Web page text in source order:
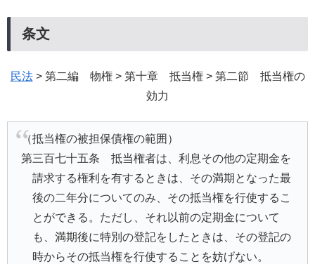
条文
民法> 第二編 物権 > 第十章 抵当権 > 第二節 抵当権の
効力
（抵当権の被担保債権の範囲）
第三百七十五条 抵当権者は、利息その他の定期金を
請求する権利を有するときは、その満期となった最
後の二年分についてのみ、その抵当権を行使するこ
とができる。ただし、それ以前の定期金について
も、満期後に特別の登記をしたときは、その登記の
時からその抵当権を行使することを妨げない。